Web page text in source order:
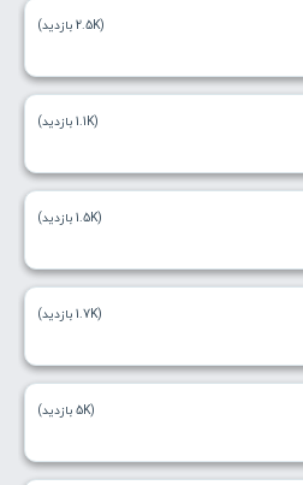
(2.5K بازدید)
(1.1K بازدید)
(1.5K بازدید)
(1.7K بازدید)
(5K بازدید)